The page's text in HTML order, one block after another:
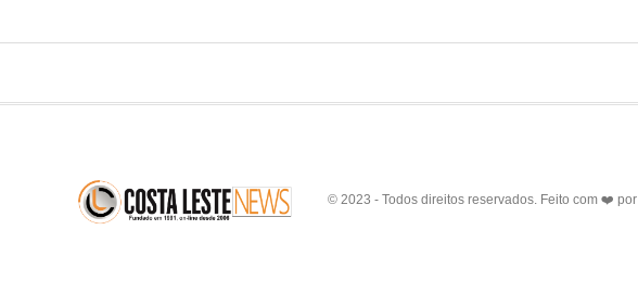
© 2023 - Todos direitos reservados. Feito com ❤️ por